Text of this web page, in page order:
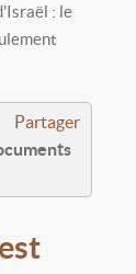
: le
Partager